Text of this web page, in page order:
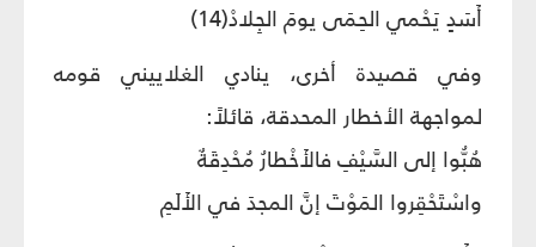
أَسَدٍ يَحْمي الحِمَى يومَ الجِلادْ(14)
وفي قصيدة أخرى، ينادي الغلاييني قومه
لمواجهة الأخطار المحدقة، قائلاً:
هُبُّوا إلى السَّيْفِ فالأَخْطارُ مُحْدِقَةٌ
واسْتَحْقِروا المَوْتَ إنَّ المجدَ في الأَلَمِ